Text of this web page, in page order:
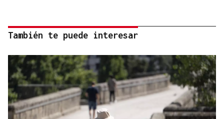
También te puede interesar